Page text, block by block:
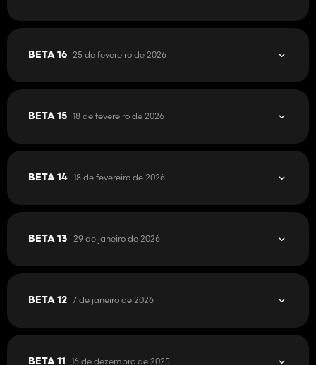
BETA 16 25 de fevereiro de 2026
BETA 15 18 de fevereiro de 2026
BETA 14 18 de fevereiro de 2026
BETA 13 29 de janeiro de 2026
BETA 12 7 de janeiro de 2026
BETA 11 16 de dezembro de 2025